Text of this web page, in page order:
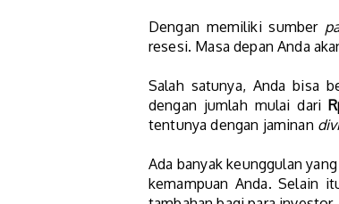
Dengan memiliki sumber
resesi. Masa depan Anda
Salah satunya, Anda bisa
dengan jumlah mulai dari
tentunya dengan jaminan
Ada banyak keunggulan
kemampuan Anda. Selain